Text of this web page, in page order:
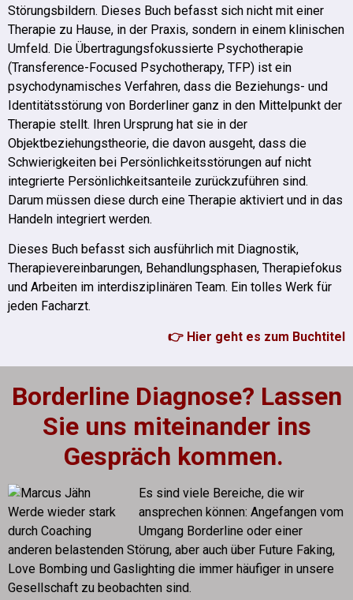
Störungsbildern. Dieses Buch befasst sich nicht mit einer
Therapie zu Hause, in der Praxis, sondern in einem klinischen
Umfeld. Die Übertragungsfokussierte Psychotherapie
(Transference-Focused Psychotherapy, TFP) ist ein
psychodynamisches Verfahren, dass die Beziehungs- und
Identitätsstörung von Borderliner ganz in den Mittelpunkt der
Therapie stellt. Ihren Ursprung hat sie in der
Objektbeziehungstheorie, die davon ausgeht, dass die
Schwierigkeiten bei Persönlichkeitsstörungen auf nicht
integrierte Persönlichkeitsanteile zurückzuführen sind.
Darum müssen diese durch eine Therapie aktiviert und in das
Handeln integriert werden.
Dieses Buch befasst sich ausführlich mit Diagnostik,
Therapievereinbarungen, Behandlungsphasen, Therapiefokus
und Arbeiten im interdisziplinären Team. Ein tolles Werk für
jeden Facharzt.
👉 Hier geht es zum Buchtitel
Borderline Diagnose? Lassen
Sie uns miteinander ins
Gespräch kommen.
Es sind viele Bereiche, die wir
ansprechen können: Angefangen vom
Umgang Borderline oder einer
anderen belastenden Störung, aber auch über Future Faking,
Love Bombing und Gaslighting die immer häufiger in unsere
Gesellschaft zu beobachten sind.